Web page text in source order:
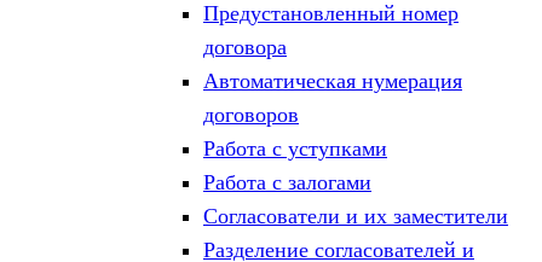
Предустановленный номер
договора
Автоматическая нумерация
договоров
Работа с уступками
Работа с залогами
Согласователи и их заместители
Разделение согласователей и